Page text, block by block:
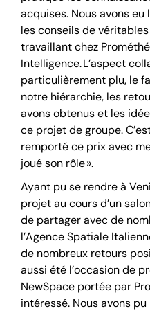
acquises. Nous avons eu
les conseils de
travaillant chez
Intelligence. L’aspect
particulièrement plu, le
notre hiérarchie, les
avons obtenus et les
ce projet de groupe.
remporté ce prix avec
joué son rôle ».
Ayant pu se rendre à
projet au cours d’un
de partager avec de
l’Agence Spatiale
de nombreux retours
aussi été l’occasion de
NewSpace portée par
intéressé. Nous avons